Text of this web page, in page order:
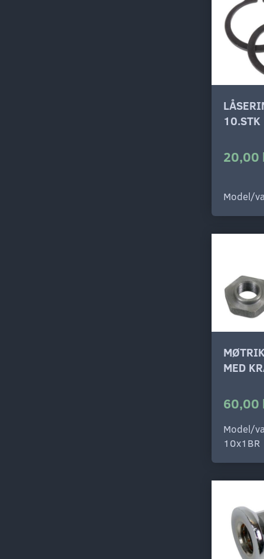
10.STK
20,00
Model/
MED
60,00
Model/
10x1BR